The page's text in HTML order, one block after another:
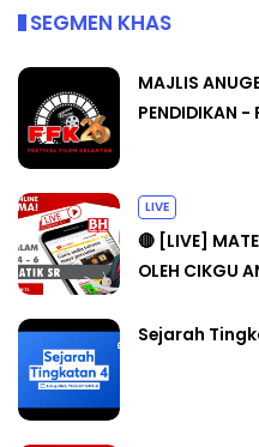
SEGMEN KHAS
MAJLIS
PENDIDIKAN
LIVE
🔴 [LIVE]
OLEH CIKGU
Sejarah